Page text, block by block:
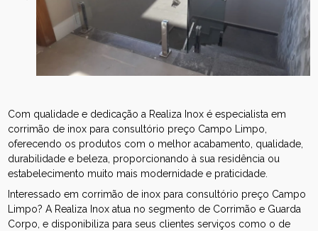
Com qualidade e dedicação a Realiza Inox é especialista em
corrimão de inox para consultório preço Campo Limpo,
oferecendo os produtos com o melhor acabamento, qualidade,
durabilidade e beleza, proporcionando à sua residência ou
estabelecimento muito mais modernidade e praticidade.
Interessado em corrimão de inox para consultório preço Campo
Limpo? A Realiza Inox atua no segmento de Corrimão e Guarda
Corpo, e disponibiliza para seus clientes serviços como o de